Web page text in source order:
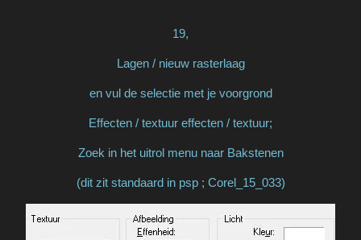
19,
Lagen / nieuw rasterlaag
en vul de selectie met je voorgrond
Effecten / textuur effecten / textuur;
Zoek in het uitrol menu naar Bakstenen
(dit zit standaard in psp ; Corel_15_033)